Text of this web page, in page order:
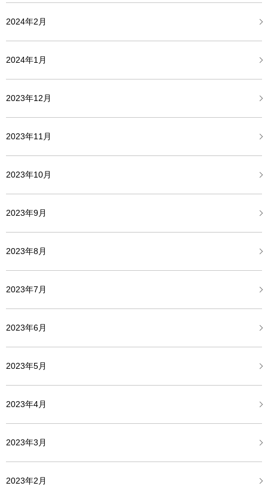
2024年2月
2024年1月
2023年12月
2023年11月
2023年10月
2023年9月
2023年8月
2023年7月
2023年6月
2023年5月
2023年4月
2023年3月
2023年2月